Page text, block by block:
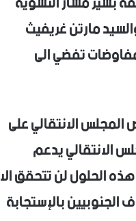
مارتن غريفيث
تفضي الى
الانتقالي على
الانتقالي يدعم
الحلول لن تتحقق الا
بالإستجابة